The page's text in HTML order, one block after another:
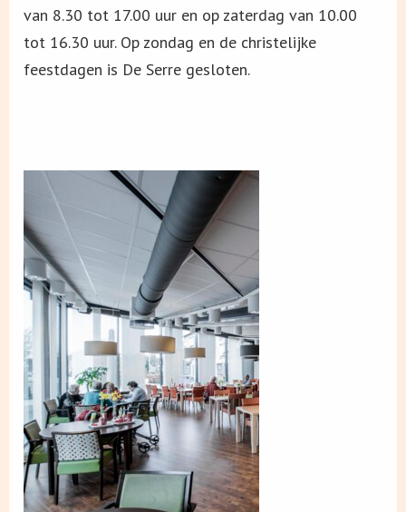
van 8.30 tot 17.00 uur en op zaterdag van 10.00
tot 16.30 uur. Op zondag en de christelijke
feestdagen is De Serre gesloten.